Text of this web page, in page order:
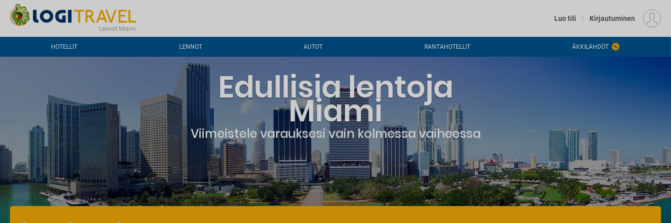
OTA YHTEYTTÄ USEIN KYSYTTYJÄ KYSYMYKSIÄ EUR
Lennot Miami
Luo tili | Kirjautuminen
HOTELLIT LENNOT AUTOT RANTAHOTELLIT ÄKKILÄHDÖT
Edullisia lentoja
Miami
Viimeistele varauksesi vain kolmessa vaiheessa